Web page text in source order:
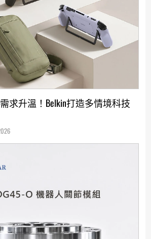
求升溫！Belkin打造多情境科技